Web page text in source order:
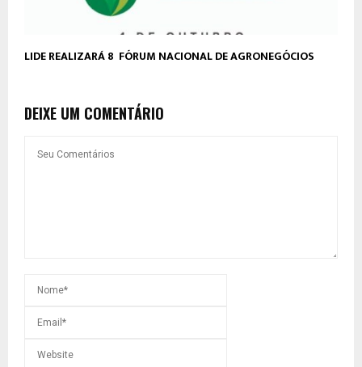
LIDE REALIZARÁ 8º FÓRUM NACIONAL DE AGRONEGÓCIOS
DEIXE UM COMENTÁRIO